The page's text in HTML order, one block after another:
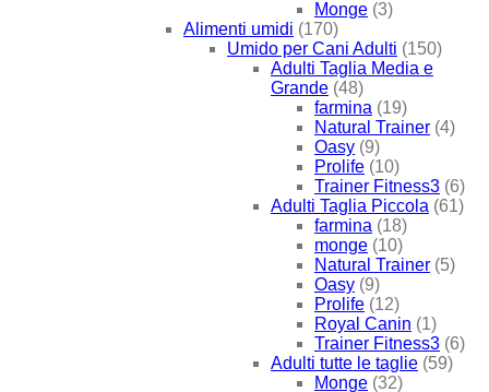
Monge (3)
Alimenti umidi (170)
Umido per Cani Adulti (150)
Adulti Taglia Media e
Grande (48)
farmina (19)
Natural Trainer (4)
Oasy (9)
Prolife (10)
Trainer Fitness3 (6)
Adulti Taglia Piccola (61)
farmina (18)
monge (10)
Natural Trainer (5)
Oasy (9)
Prolife (12)
Royal Canin (1)
Trainer Fitness3 (6)
Adulti tutte le taglie (59)
Monge (32)